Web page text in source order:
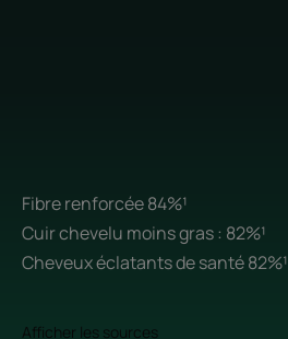
Fibre renforcée 84%¹
Cuir chevelu moins gras : 82%¹
Cheveux éclatants de santé 82%¹
Afficher les sources